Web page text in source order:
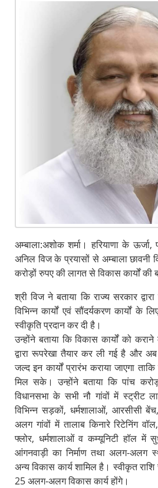
अम्बाला:अशोक शर्मा। हरियाणा के
अनिल विज के प्रयासों से अम्बाला छावनी
करोड़ों रुपए की लागत से विकास कार्यों की
श्री विज ने बताया कि राज्य सरकार
विभिन्न कार्यों एवं सौंदर्यकरण कार्यों के
स्वीकृति प्रदान कर दी है।
उन्होंने बताया कि विकास कार्यों को
द्वारा रूपरेखा तैयार कर ली गई है और
जल्द इन कार्यों प्रारंभ कराया जाएगा
मिल सके। उन्होंने बताया कि पांच
विधानसभा के सभी नौ गांवों में स्ट्रीट
विभिन्न सड़कों, धर्मशालाओं, आरसीसी
अलग गांवों में तालाब किनारे रिटेनिंग
फ्लोर, धर्मशालाओं व कम्यूनिटी हॉल में
आंगनवाड़ी का निर्माण तथा अलग-अलग
अन्य विकास कार्य शामिल है। स्वीकृत
25 अलग-अलग विकास कार्य होंगे।